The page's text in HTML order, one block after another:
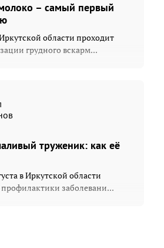
– самый первый
области проходит
грудного вскарм...
труженик: как её
в Иркутской области
заболевани...